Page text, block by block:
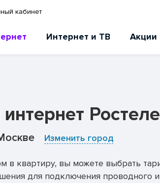
кабинет
Интернет и ТВ Акции
Изменить город
квартиру, вы можете выбрать
для подключения проводного